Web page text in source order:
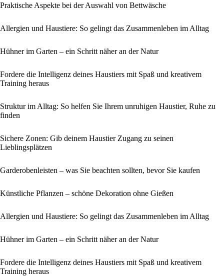
Praktische Aspekte bei der Auswahl von Bettwäsche
Allergien und Haustiere: So gelingt das Zusammenleben im Alltag
Hühner im Garten – ein Schritt näher an der Natur
Fordere die Intelligenz deines Haustiers mit Spaß und kreativem
Training heraus
Struktur im Alltag: So helfen Sie Ihrem unruhigen Haustier, Ruhe zu
finden
Sichere Zonen: Gib deinem Haustier Zugang zu seinen
Lieblingsplätzen
Garderobenleisten – was Sie beachten sollten, bevor Sie kaufen
Künstliche Pflanzen – schöne Dekoration ohne Gießen
Allergien und Haustiere: So gelingt das Zusammenleben im Alltag
Hühner im Garten – ein Schritt näher an der Natur
Fordere die Intelligenz deines Haustiers mit Spaß und kreativem
Training heraus